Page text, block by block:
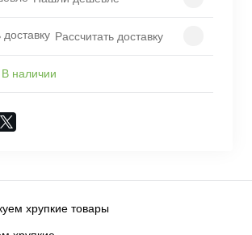
Рассчитать доставку
В наличии